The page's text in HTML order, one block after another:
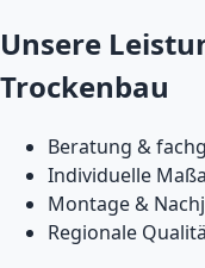
Unsere
Trockenbau
Beratung &
Individuelle
Montage &
Regionale